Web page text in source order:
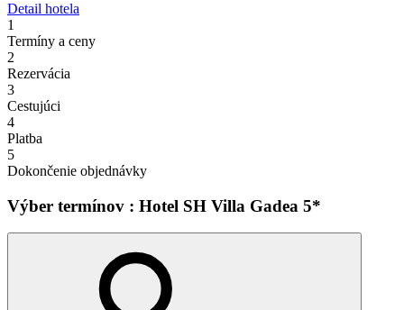
Detail hotela
1
Termíny a ceny
2
Rezervácia
3
Cestujúci
4
Platba
5
Dokončenie objednávky
Výber termínov : Hotel SH Villa Gadea 5*